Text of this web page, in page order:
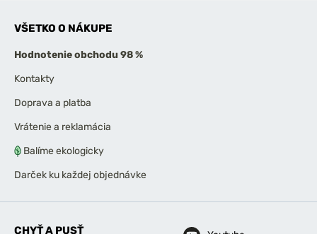
VŠETKO O NÁKUPE
Hodnotenie obchodu 98 %
Kontakty
Doprava a platba
Vrátenie a reklamácia
Balíme ekologicky
Darček ku každej objednávke
CHYŤ A PUSŤ